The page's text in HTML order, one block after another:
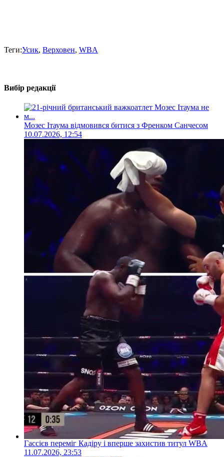
Теги:Усик, Верховен, WBA
Вибір редакції
Мозес Ітаума відмовився битися з Френком Санчесом
10.07.2026, 12:54
Гассієв переміг Кадіру і вперше захистив титул WBA
11.07.2026, 23:53